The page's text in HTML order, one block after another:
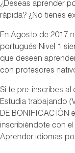
¿Deseas aprender
rápida? ¿No tienes
En Agosto de 2017
portugués Nivel 1
que deseen
con profesores
Si te pre-inscribes
Estudia trabajando
DE BONIFICACIÓN
inscribiéndote con
Aprender idiomas